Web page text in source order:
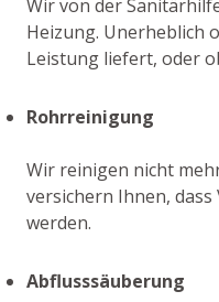
Wir von der
Heizung. Unerheblich
Leistung liefert, oder
Rohrreinigung
Wir reinigen nicht
versichern Ihnen,
werden.
Abflusssäuberung